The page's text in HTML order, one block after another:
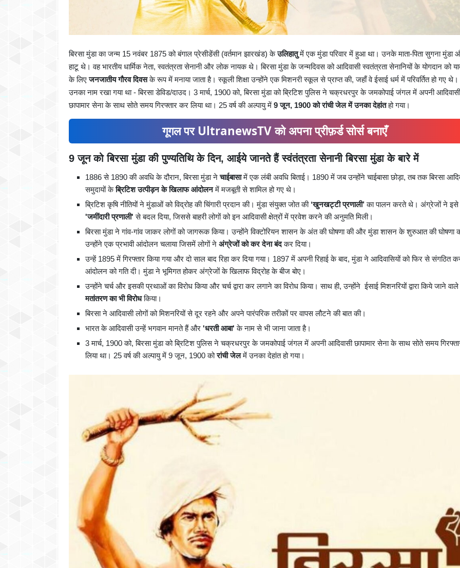
बिरसा मुंडा का जन्म 15 नवंबर 1875 को बंगाल प्रेसीडेंसी (वर्तमान झारखंड) केउलिहातुमें एक मुंडा परिवार में हुआ था। उनके माता-पिता सुगना मुंडा
हाटू थे। वह भारतीय धार्मिक नेता, स्वतंत्रता सेनानी और लोक नायक थे। बिरसा मुंडा के जन्मदिवस को आदिवासी स्वतंत्रता सेनानियों के योगदान को
के लिएजनजातीय गौरव दिवसके रूप में मनाया जाता है। स्कूली शिक्षा उन्होंने एक मिशनरी स्कूल से प्राप्त की, जहाँ वे ईसाई धर्म में परिवर्तित हो गए थे।
उनका नाम रखा गया था - बिरसा डेविड/दाउद। 3 मार्च, 1900 को, बिरसा मुंडा को ब्रिटिश पुलिस ने चक्रधरपुर के जमकोपाई जंगल में अपनी आदिवासी
छापामार सेना के साथ सोते समय गिरफ्तार कर लिया था। 25 वर्ष की अल्पायु में 9 जून, 1900 को रांची जेल में उनका देहांतहो गया।
गूगल पर UltranewsTV को अपना प्रीफ़र्ड सोर्स बनाएँ
9 जून को बिरसा मुंडा की पुण्यतिथि के दिन, आईये जानते हैं स्वंतंत्रता सेनानी बिरसा मुंडा के बारे में
1886 से 1890 की अवधि के दौरान, बिरसा मुंडा नेचाईबासामें एक लंबी अवधि बिताई। 1890 में जब उन्होंने चाईबासा छोड़ा, तब तक बिरसा
समुदायों केब्रिटिश उत्पीड़न के खिलाफ आंदोलनमें मजबूती से शामिल हो गए थे।
ब्रिटिश कृषि नीतियों ने मुंडाओं को विद्रोह की चिंगारी प्रदान की। मुंडा संयुक्त जोत की ‘खुनखट्टी प्रणाली’का पालन करते थे। अंग्रेजों ने इसे
'जमींदारी प्रणाली' से बदल दिया, जिससे बाहरी लोगों को इन आदिवासी क्षेत्रों में प्रवेश करने की अनुमति मिली।
बिरसा मुंडा ने गांव-गांव जाकर लोगों को जागरूक किया। उन्होंने विक्टोरियन शासन के अंत की घोषणा की और मुंडा शासन के शुरुआत की घोषणा
उन्होंने एक प्रभावी आंदोलन चलाया जिसमें लोगों ने अंग्रेजों को कर देना बंदकर दिया।
उन्हें 1895 में गिरफ्तार किया गया और दो साल बाद रिहा कर दिया गया। 1897 में अपनी रिहाई के बाद, मुंडा ने आदिवासियों को फिर से संगठित
आंदोलन को गति दी। मुंडा ने भूमिगत होकर अंग्रेजों के खिलाफ विद्रोह के बीज बोए।
उन्होंने चर्च और इसकी प्रथाओं का विरोध किया और चर्च द्वारा कर लगाने का विरोध किया। साथ ही, उन्होंने ईसाई मिशनरियों द्वारा किये जाने वाले
मतांतरण का भी विरोधकिया।
बिरसा ने आदिवासी लोगों को मिशनरियों से दूर रहने और अपने पारंपरिक तरीकों पर वापस लौटने की बात की।
भारत के आदिवासी उन्हें भगवान मानते हैं और 'धरती आबा' के नाम से भी जाना जाता है।
3 मार्च, 1900 को, बिरसा मुंडा को ब्रिटिश पुलिस ने चक्रधरपुर के जमकोपाई जंगल में अपनी आदिवासी छापामार सेना के साथ सोते समय
लिया था। 25 वर्ष की अल्पायु में 9 जून, 1900 कोरांची जेलमें उनका देहांत हो गया।